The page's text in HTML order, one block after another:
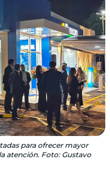
para ofrecer mayor
atención. Foto: Gustavo